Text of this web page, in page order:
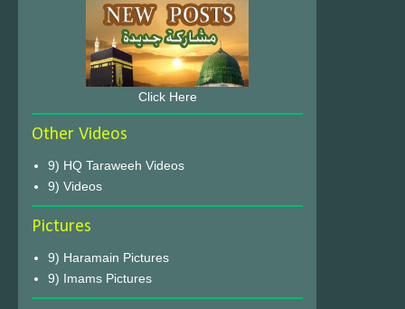
Click Here
Other Videos
9) HQ Taraweeh Videos
9) Videos
Pictures
9) Haramain Pictures
9) Imams Pictures